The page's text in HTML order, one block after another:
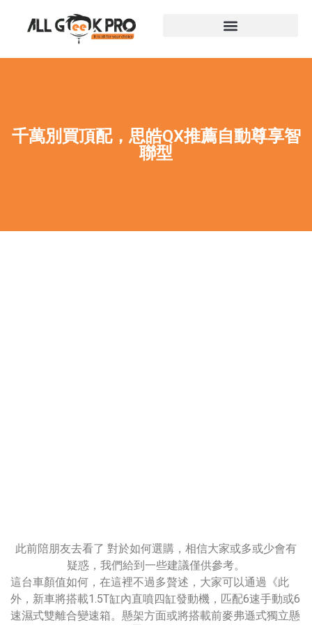
千萬別買頂配，思皓QX推薦自動尊享智
聯型
此前陪朋友去看了 對於如何選購，相信大家或多或少會有
疑惑，我們給到一些建議僅供參考。
這台車顏值如何，在這裡不過多贅述，大家可以通過《此
外，新車將搭載1.5T缸內直噴四缸發動機，匹配6速手動或6
速濕式雙離合變速箱。懸架方面或將搭載前麥弗遜式獨立懸